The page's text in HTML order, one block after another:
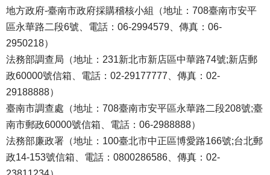
地方政府-臺南市政府採購稽核小組（地址：708臺南市安平
區永華路二段6號、電話：06-2994579、傳真：06-
2950218）
法務部調查局（地址：231新北市新店區中華路74號;新店郵
政60000號信箱、電話：02-29177777、傳真：02-
29188888）
臺南市調查處（地址：708臺南市安平區永華路二段208號;臺
南市郵政60000號信箱、電話：06-2988888）
法務部廉政署（地址：100臺北市中正區博愛路166號;台北郵
政14-153號信箱、電話：0800286586、傳真：02-